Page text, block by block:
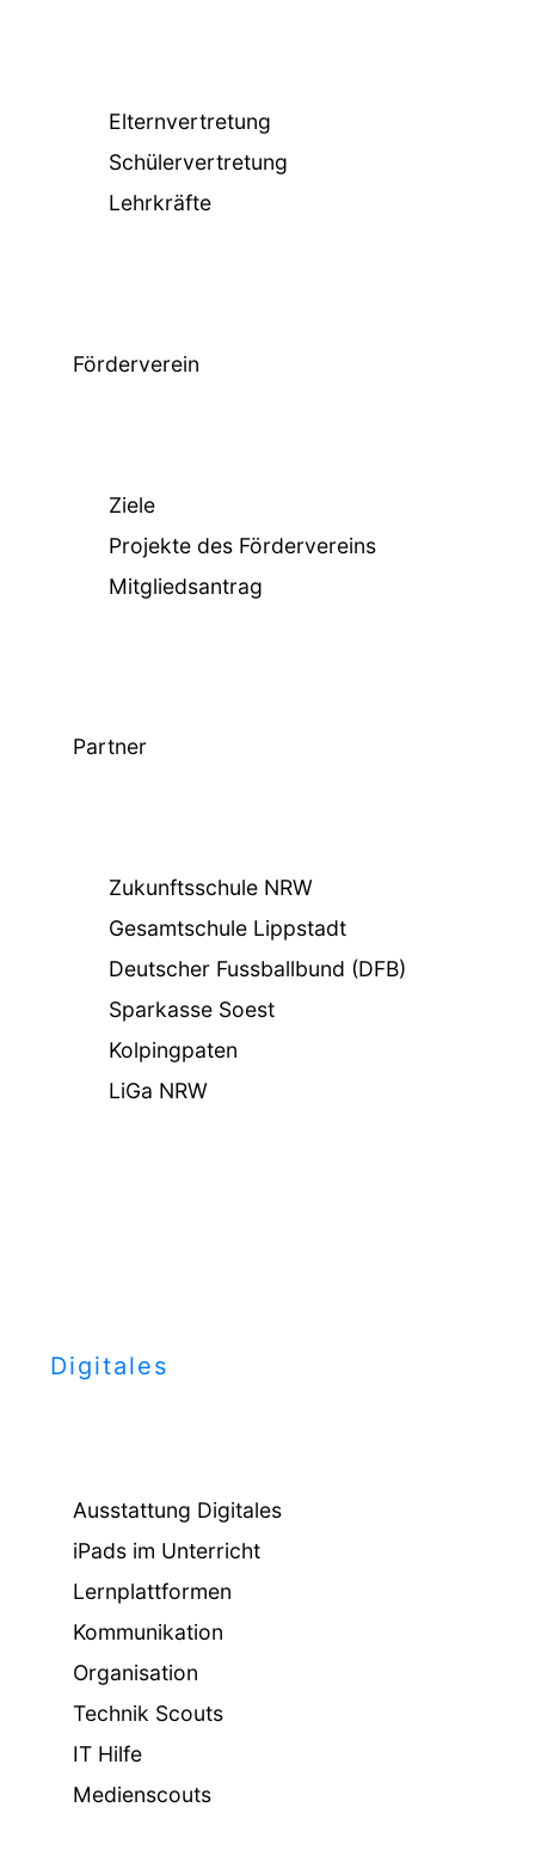
Elternvertretung
Schülervertretung
Lehrkräfte
Förderverein
Ziele
Projekte des Fördervereins
Mitgliedsantrag
Partner
Zukunftsschule NRW
Gesamtschule Lippstadt
Deutscher Fussballbund (DFB)
Sparkasse Soest
Kolpingpaten
LiGa NRW
Digitales
Ausstattung Digitales
iPads im Unterricht
Lernplattformen
Kommunikation
Organisation
Technik Scouts
IT Hilfe
Medienscouts